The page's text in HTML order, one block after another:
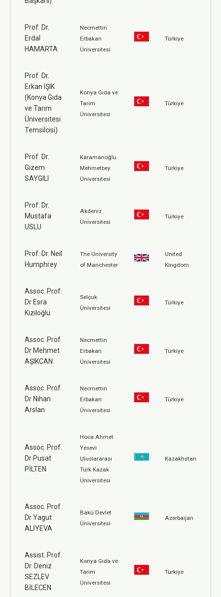
Prof. Dr.
Erdal
HAMARTA
Necmettin
Erbakan
Üniversitesi
Türkiye
Prof. Dr.
Erkan IŞIK
(Konya Gıda
ve Tarım
Üniversitesi
Temsilcisi)
Konya Gıda ve
Tarım
Üniversitesi
Türkiye
Prof. Dr.
Gizem
SAYGILI
Karamanoğlu
Mehmetbey
Üniversitesi
Türkiye
Prof. Dr.
Mustafa
USLU
Akdeniz
Üniversitesi
Türkiye
Prof. Dr. Neil
Humphrey
The University
of Manchester
United
Kingdom
Assoc. Prof.
Dr Esra
Kızıloğlu
Selçuk
Üniversitesi
Türkiye
Assoc. Prof.
Dr Mehmet
AŞIKCAN
Necmettin
Erbakan
Üniversitesi
Türkiye
Assoc. Prof.
Dr Nihan
Arslan
Necmettin
Erbakan
Üniversitesi
Türkiye
Assoc. Prof.
Dr Pusat
PİLTEN
Hoca Ahmet
Yesevi
Uluslararası
Türk Kazak
Üniversitesi
Kazakhstan
Assoc. Prof.
Dr Yagut
ALİYEVA
Bakü Devlet
Üniversitesi
Azerbaijan
Assist. Prof.
Dr. Deniz
SEZLEV
BİLECEN
Konya Gıda ve
Tarım
Üniversitesi
Türkiye